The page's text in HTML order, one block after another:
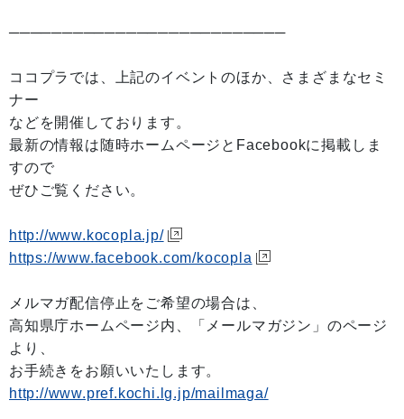
──────────────────────────
ココプラでは、上記のイベントのほか、さまざまなセミ
ナー
などを開催しております。
最新の情報は随時ホームページとFacebookに掲載しま
すので
ぜひご覧ください。
http://www.kocopla.jp/
https://www.facebook.com/kocopla
メルマガ配信停止をご希望の場合は、
高知県庁ホームページ内、「メールマガジン」のページ
より、
お手続きをお願いいたします。
http://www.pref.kochi.lg.jp/mailmaga/